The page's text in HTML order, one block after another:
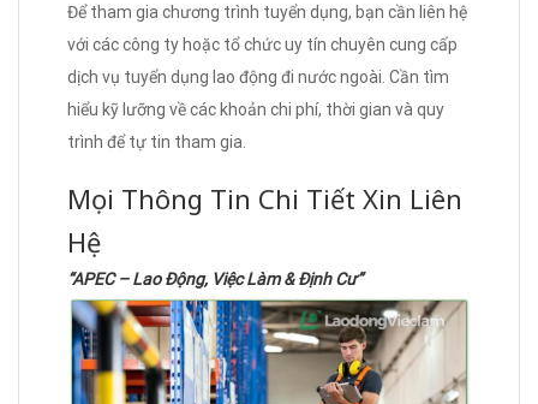
Để tham gia chương trình tuyển dụng, bạn cần liên hệ
với các công ty hoặc tổ chức uy tín chuyên cung cấp
dịch vụ tuyển dụng lao động đi nước ngoài. Cần tìm
hiểu kỹ lưỡng về các khoản chi phí, thời gian và quy
trình để tự tin tham gia.
Mọi Thông Tin Chi Tiết Xin Liên
Hệ
“APEC – Lao Động, Việc Làm & Định Cư”